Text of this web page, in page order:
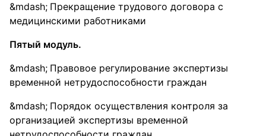
Прекращение трудового договора с
медицинскими работниками
Пятый модуль.
Правовое регулирование экспертизы
временной нетрудоспособности граждан
Порядок осуществления контроля за
организацией экспертизы временной